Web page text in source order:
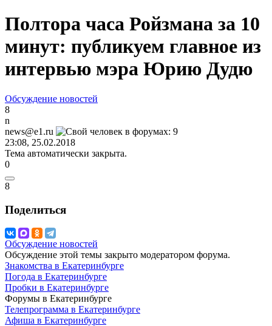
Полтора часа Ройзмана за 10
минут: публикуем главное из
интервью мэра Юрию Дудю
Обсуждение новостей
8
n
news@e1.ru
23:08, 25.02.2018
Тема автоматически закрыта.
0
8
Поделиться
Обсуждение новостей
Обсуждение этой темы закрыто модератором форума.
Знакомства в Екатеринбурге
Погода в Екатеринбурге
Пробки в Екатеринбурге
Форумы в Екатеринбурге
Телепрограмма в Екатеринбурге
Афиша в Екатеринбурге